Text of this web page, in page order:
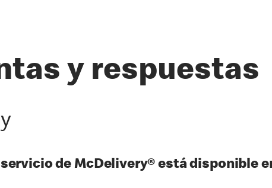
y respuestas
servicio de McDelivery® está disponible